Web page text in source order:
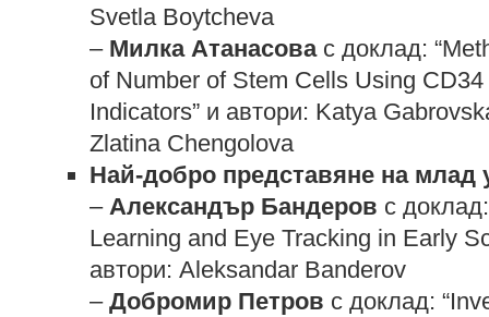
Svetla Boytcheva
– Милка Атанасовас доклад:
of Number of Stem Cells Using
Indicators” и автори: Katya
Zlatina Chengolova
Най-добро представяне на млад
– Александър Бандеров с
Learning and Eye Tracking in Early
автори: Aleksandar Banderov
– Добромир Петров с доклад: